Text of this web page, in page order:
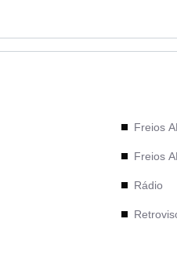
Freios
Freios
Rádio